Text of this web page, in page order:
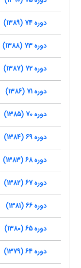
دوره 74 (1389)
دوره 73 (1388)
دوره 72 (1387)
دوره 71 (1386)
دوره 70 (1385)
دوره 69 (1384)
دوره 68 (1383)
دوره 67 (1382)
دوره 66 (1381)
دوره 65 (1380)
دوره 64 (1379)